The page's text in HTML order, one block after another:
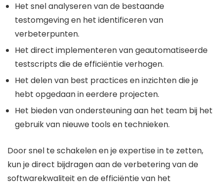
Het snel analyseren van de bestaande
testomgeving en het identificeren van
verbeterpunten.
Het direct implementeren van geautomatiseerde
testscripts die de efficiëntie verhogen.
Het delen van best practices en inzichten die je
hebt opgedaan in eerdere projecten.
Het bieden van ondersteuning aan het team bij het
gebruik van nieuwe tools en technieken.
Door snel te schakelen en je expertise in te zetten,
kun je direct bijdragen aan de verbetering van de
softwarekwaliteit en de efficiëntie van het